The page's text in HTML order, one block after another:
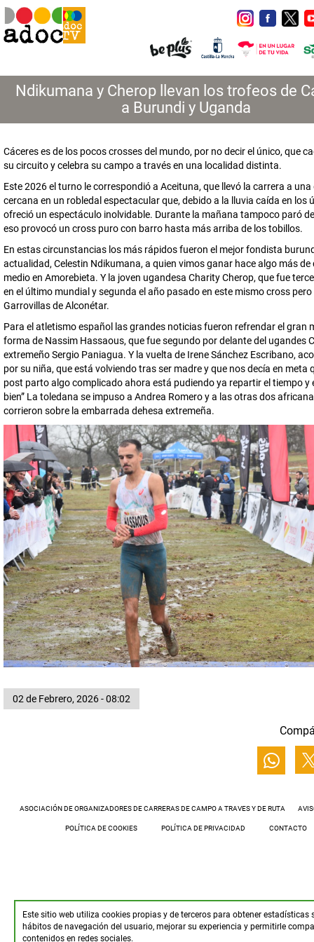
Ndikumana y Cherop llevan los trofeos de
a Burundi y Uganda
Cáceres es de los pocos crosses del mundo, por no decir el único, que
su circuito y celebra su campo a través en una localidad distinta.
Este 2026 el turno le correspondió a Aceituna, que llevó la carrera a una
cercana en un robledal espectacular que, debido a la lluvia caída en los
ofreció un espectáculo inolvidable. Durante la mañana tampoco paró
eso provocó un cross puro con barro hasta más arriba de los tobillos.
En estas circunstancias los más rápidos fueron el mejor fondista
actualidad, Celestin Ndikumana, a quien vimos ganar hace algo más de
medio en Amorebieta. Y la joven ugandesa Charity Cherop, que fue
en el último mundial y segunda el año pasado en este mismo cross pero
Garrovillas de Alconétar.
Para el atletismo español las grandes noticias fueron refrendar el gran
forma de Nassim Hassaous, que fue segundo por delante del ugandes
extremeño Sergio Paniagua. Y la vuelta de Irene Sánchez Escribano,
por su niña, que está volviendo tras ser madre y que nos decía en meta
post parto algo complicado ahora está pudiendo ya repartir el tiempo y
bien” La toledana se impuso a Andrea Romero y a las otras dos
corrieron sobre la embarrada dehesa extremeña.
02 de Febrero, 2026 - 08:02
Este sitio web utiliza cookies propias y de terceros para obtener estadísticas
hábitos de navegación del usuario, mejorar su experiencia y permitirle
contenidos en redes sociales.
ASOCIACIÓN DE ORGANIZADORES DE CARRERAS DE CAMPO A TRAVES Y DE RUTA
POLÍTICA DE COOKIES POLÍTICA DE PRIVACIDAD CONTACTO